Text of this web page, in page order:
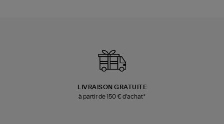
LIVRAISON GRATUITE
à partir de 150 € d'achat*